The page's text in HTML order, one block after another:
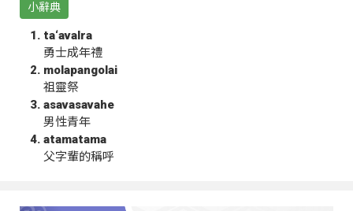
小辭典
ta‘avalra
勇士成年禮
molapangolai
祖靈祭
asavasavahe
男性青年
atamatama
父字輩的稱呼